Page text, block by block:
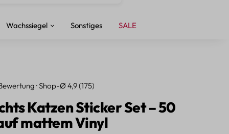
Wachssiegel Sonstiges SALE
· Shop-Ø 4,9 (175)
Katzen Sticker Set – 50
mattem Vinyl